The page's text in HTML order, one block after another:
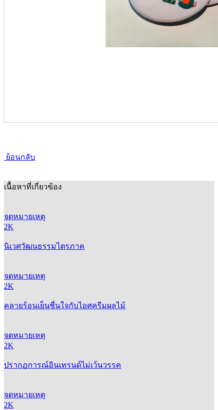
ย้อนกลับ
เนื้อหาที่เกี่ยวข้อง
จดหมายเหตุ
2K
นิเวศวัฒนธรรมไตรภาค
จดหมายเหตุ
2K
คลายร้อนเย็นชื่นใจกับไอศครีมผลไม้
จดหมายเหตุ
2K
ปรากฏการณ์อินเทรนด์ไม่เว้นวรรค
จดหมายเหตุ
2K